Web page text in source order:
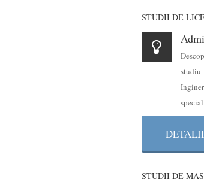
STUDII DE
STUDII DE